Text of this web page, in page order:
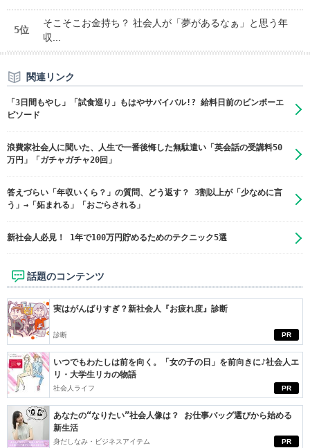
5位
そこそこお金持ち？ 社会人が「夢があるなぁ」と思う年
収...
関連リンク
「3日間もやし」「試食巡り」もはやサバイバル!? 給料日前のビンボーエ
ピソード
浪費家社会人に聞いた、人生で一番後悔した無駄遣い「英会話の受講料50
万円」「ガチャガチャ20回」
答えづらい「年収いくら？」の質問、どう返す？ 3割以上が「少なめに言
う」→「妬まれる」「おごらされる」
新社会人必見！ 1年で100万円貯めるためのテクニック5選
話題のコンテンツ
PR
実はがんばりすぎ？新社会人『お疲れ度』診断
診断
PR
いつでもわたしは前を向く。「女の子の日」を前向きに♪社会人エ
リ・大学生リカの物語
社会人ライフ
PR
あなたの“なりたい”社会人像は？ お仕事バッグ選びから始める
新生活
身だしなみ・ビジネスアイテム